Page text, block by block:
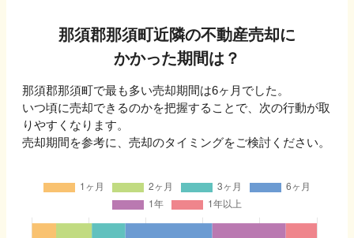
那須郡那須町近隣の不動産売却に
かかった期間は？
那須郡那須町で最も多い売却期間は6ヶ月 でした。
いつ頃に売却できるのかを把握することで、次の行動が取
りやすくなります。
売却期間を参考に、売却のタイミングをご検討ください。